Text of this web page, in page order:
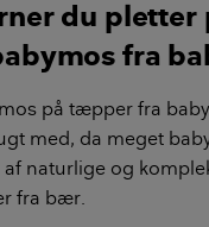
du pletter
fra
på tæpper fra
med, da meget
naturlige og
fra bær.